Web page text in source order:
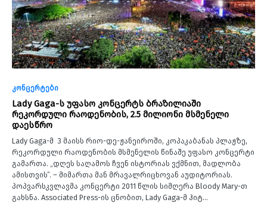
კონცერტები
Lady Gaga-ს უფასო კონცერტს ბრაზილიაში
რეკორდული რაოდენობის, 2.5 მილიონი მსმენელი
დაესწრო
Lady Gaga-მ 3 მაისს რიო-დე-ჟანეიროში, კოპაკაბანას პლაჟზე,
რეკორდული რაოდენობის მსმენელის წინაშე უფასო კონცერტი
გამართა. „დღეს საღამოს ჩვენ ისტორიას ვქმნით, მადლობა
ამისთვის”. – მიმართა მან მრავალრიცხოვან აუდიტორიას.
პოპვარსკვლავმა კონცერტი 2011 წლის სიმღერა Bloody Mary-თ
გახსნა. Associated Press-ის ცნობით, Lady Gaga-მ ჰიტ…